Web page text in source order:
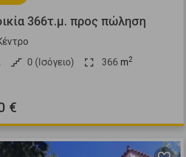
366τ.μ. προς πώληση
0 (Ισόγειο) 366 m2
€